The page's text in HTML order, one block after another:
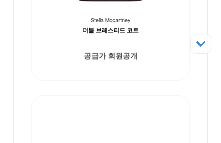
Stella Mccartney
더블 브레스티드 코트
공급가 회원공개